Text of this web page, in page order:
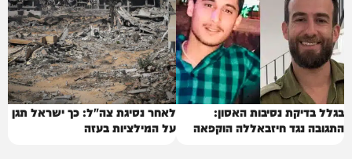
בגלל בדיקת נסיבות האסון:
התגובה נגד חיזבאללה הוקפאה
לאחר נסיגת צה"ל: כך ישראל תגן
על המילציות בעזה